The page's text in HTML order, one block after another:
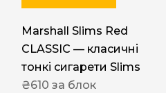
Marshall Slims Red
CLASSIC — класичні
тонкі сигарети Slims
₴610 за блок